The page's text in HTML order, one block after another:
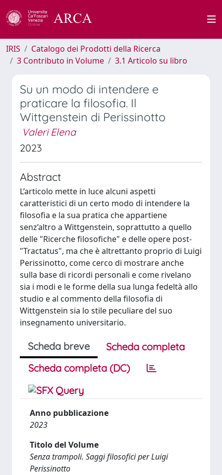
IRIS
Catalogo dei Prodotti della Ricerca
3 Contributo in Volume
3.1 Articolo su libro
Su un modo di intendere e
praticare la filosofia. Il
Wittgenstein di Perissinotto
Valeri Elena
2023
Abstract
L’articolo mette in luce alcuni aspetti
caratteristici di un certo modo di intendere la
filosofia e la sua pratica che appartiene
senz’altro a Wittgenstein, soprattutto a quello
delle "Ricerche filosofiche" e delle opere post-
"Tractatus", ma che è altrettanto proprio di Luigi
Perissinotto, come cerco di mostrare anche
sulla base di ricordi personali e come rivelano
sia i modi e le forme della sua lunga fedeltà allo
studio e al commento della filosofia di
Wittgenstein sia lo stile peculiare del suo
insegnamento universitario.
Scheda breve
Scheda completa
Scheda completa (DC)
Anno pubblicazione
2023
Titolo del Volume
Senza trampoli. Saggi filosofici per Luigi
Perissinotto